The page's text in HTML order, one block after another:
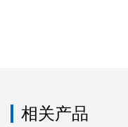
相关产品